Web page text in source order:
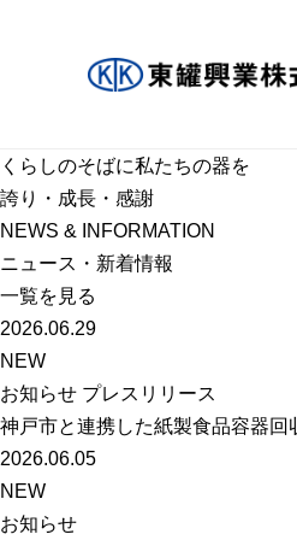
くらしのそばに私たちの器を
誇り・成長・感謝
NEWS & INFORMATION
ニュース・新着情報
一覧を見る
2026.06.29
NEW
お知らせ プレスリリース
神戸市と連携した紙製食品容器回
2026.06.05
NEW
お知らせ